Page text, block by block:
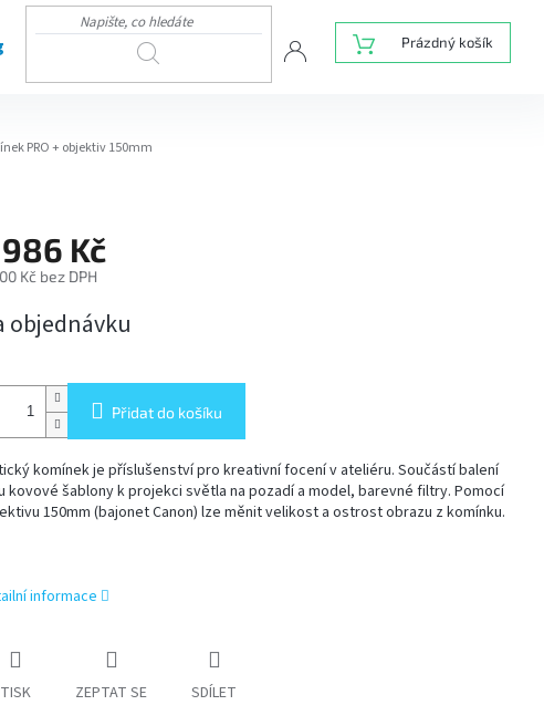
HLEDAT
NÁKUPNÍ
KOŠÍK
Prázdný košík
PRO + objektiv 150mm
Kč
Kč bez DPH
objednávku
Přidat do košíku
komínek je příslušenství pro kreativní focení v ateliéru. Součástí balení
kovové šablony k projekci světla na pozadí a model, barevné filtry. Pomocí
150mm (bajonet Canon) lze měnit velikost a ostrost obrazu z komínku.
informace
TISK ZEPTAT SE SDÍLET